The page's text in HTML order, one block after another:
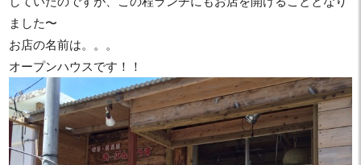
ました〜
お店の名前は。。。
オープンハウスです！！